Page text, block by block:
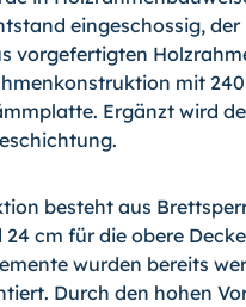
eingeschossig,
vorgefertigten
mit
Ergänzt wird
besteht aus
cm für die obere
wurden bereits
Durch den hohen